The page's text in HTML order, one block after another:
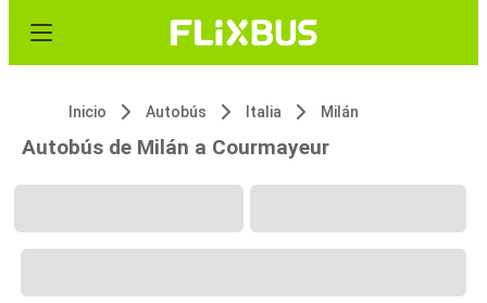
Inicio Autobús Italia Milán
Autobús de Milán a Courmayeur